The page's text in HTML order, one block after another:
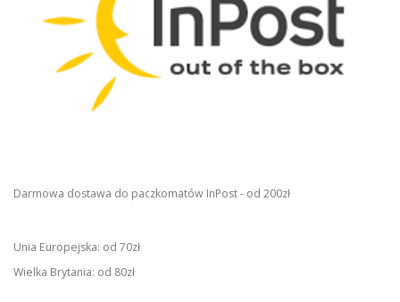
Darmowa dostawa do paczkomatów InPost - od 200zł
Unia Europejska: od 70zł
Wielka Brytania: od 80zł